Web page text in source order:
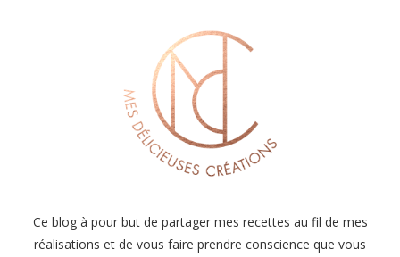
Ce blog à pour but de partager mes recettes au fil de mes
réalisations et de vous faire prendre conscience que vous